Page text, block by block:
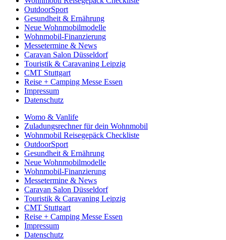
OutdoorSport
Gesundheit & Ernährung
Neue Wohnmobilmodelle
Wohnmobil-Finanzierung
Messetermine & News
Caravan Salon Düsseldorf
Touristik & Caravaning Leipzig
CMT Stuttgart
Reise + Camping Messe Essen
Impressum
Datenschutz
Womo & Vanlife
Zuladungsrechner für dein Wohnmobil
Wohnmobil Reisegepäck Checkliste
OutdoorSport
Gesundheit & Ernährung
Neue Wohnmobilmodelle
Wohnmobil-Finanzierung
Messetermine & News
Caravan Salon Düsseldorf
Touristik & Caravaning Leipzig
CMT Stuttgart
Reise + Camping Messe Essen
Impressum
Datenschutz